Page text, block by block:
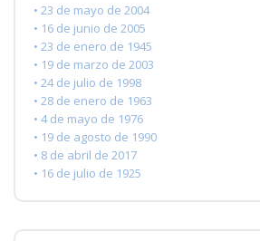
• 23 de mayo de 2004
• 16 de junio de 2005
• 23 de enero de 1945
• 19 de marzo de 2003
• 24 de julio de 1998
• 28 de enero de 1963
• 4 de mayo de 1976
• 19 de agosto de 1990
• 8 de abril de 2017
• 16 de julio de 1925